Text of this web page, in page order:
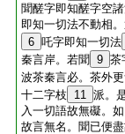
聞醝字即知醝字空
即知一切法不動相
6 吒字即知一切法
秦言岸。若聞 9 茶
波茶秦言必。茶外
十二字枝 11 派。
入一切語故無礙。
故言無名。聞已便